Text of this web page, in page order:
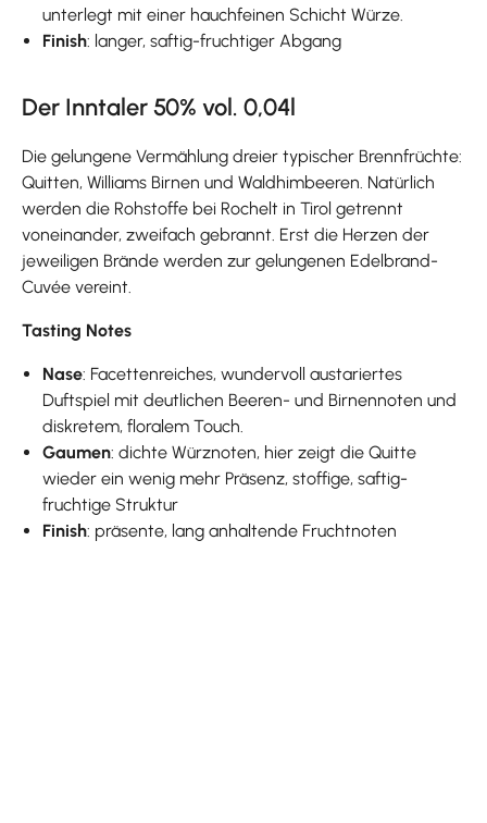
unterlegt mit einer hauchfeinen Schicht Würze.
Finish: langer, saftig-fruchtiger Abgang
Der Inntaler 50% vol. 0,04l
Die gelungene Vermählung dreier typischer Brennfrüchte:
Quitten, Williams Birnen und Waldhimbeeren. Natürlich
werden die Rohstoffe bei Rochelt in Tirol getrennt
voneinander, zweifach gebrannt. Erst die Herzen der
jeweiligen Brände werden zur gelungenen Edelbrand-
Cuvée vereint.
Tasting Notes
Nase: Facettenreiches, wundervoll austariertes
Duftspiel mit deutlichen Beeren- und Birnennoten und
diskretem, floralem Touch.
Gaumen: dichte Würznoten, hier zeigt die Quitte
wieder ein wenig mehr Präsenz, stoffige, saftig-
fruchtige Struktur
Finish: präsente, lang anhaltende Fruchtnoten